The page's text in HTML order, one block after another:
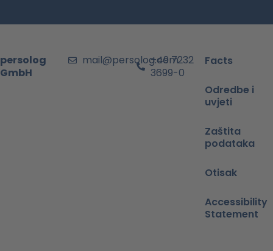
persolog
GmbH
mail@persolog.com
+49 7232
3699-0
Facts
Odredbe i
uvjeti
Zaštita
podataka
Otisak
Accessibility
Statement